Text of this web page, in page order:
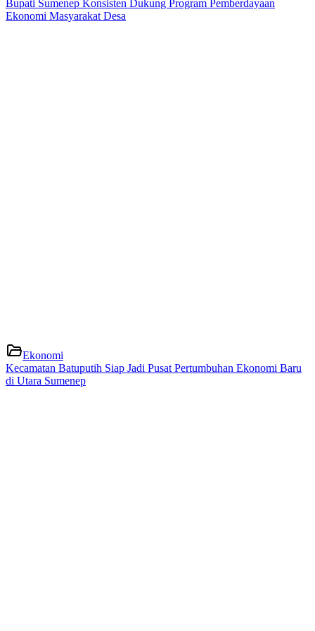
Bupati Sumenep Konsisten Dukung Program Pemberdayaan
Ekonomi Masyarakat Desa
Ekonomi
Kecamatan Batuputih Siap Jadi Pusat Pertumbuhan Ekonomi Baru
di Utara Sumenep